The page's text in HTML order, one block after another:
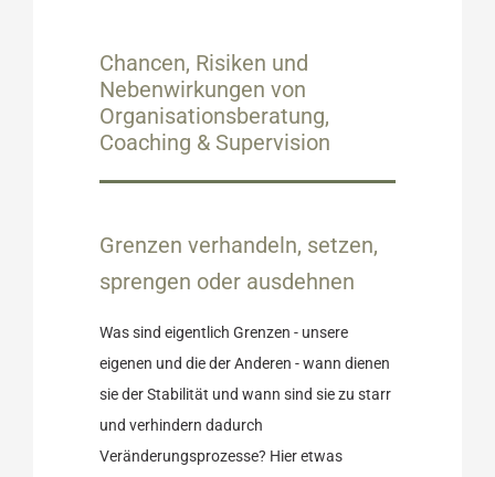
Chancen, Risiken und
Nebenwirkungen von
Organisationsberatung,
Coaching & Supervision
Grenzen verhandeln, setzen,
sprengen oder ausdehnen
Was sind eigentlich Grenzen - unsere
eigenen und die der Anderen - wann dienen
sie der Stabilität und wann sind sie zu starr
und verhindern dadurch
Veränderungsprozesse? Hier etwas